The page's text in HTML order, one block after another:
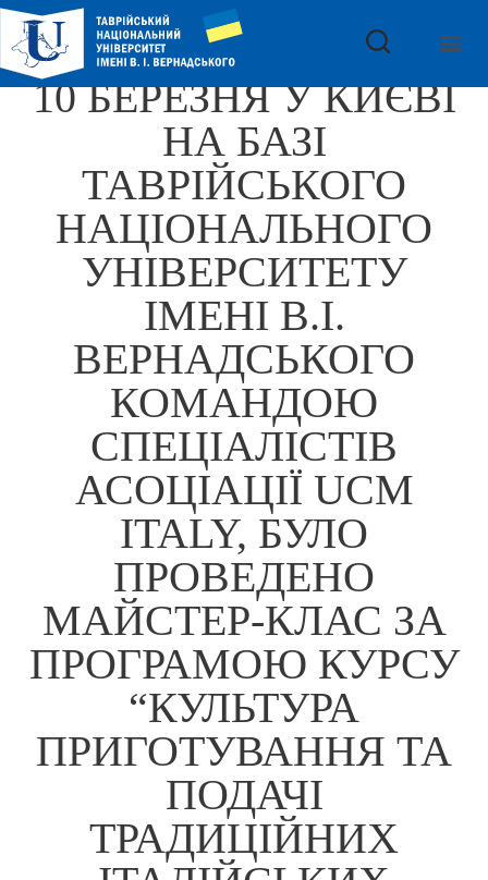
10 БЕРЕЗНЯ У КИЄВІ
НА БАЗІ
ТАВРІЙСЬКОГО
НАЦІОНАЛЬНОГО
УНІВЕРСИТЕТУ
ІМЕНІ В.І.
ВЕРНАДСЬКОГО
КОМАНДОЮ
СПЕЦІАЛІСТІВ
АСОЦІАЦІЇ UCM
ITALY, БУЛО
ПРОВЕДЕНО
МАЙСТЕР-КЛАС ЗА
ПРОГРАМОЮ КУРСУ
“КУЛЬТУРА
ПРИГОТУВАННЯ ТА
ПОДАЧІ
ТРАДИЦІЙНИХ